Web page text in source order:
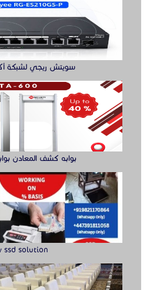
بوابه كشف المعادن
ssd solution
كراسي حضور عالية
الدول